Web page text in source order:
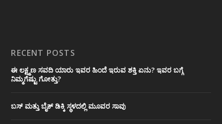
RECENT POSTS
ಈ ಲಕ್ಷ್ಮಣ ಸವದಿ ಯಾರು ಇವರ ಹಿಂದೆ ಇರುವ ಶಕ್ತಿ ಏನು? ಇವರ ಬಗ್ಗೆ
ನಿಮ್ಮಗೆಷ್ಟು ಗೋತ್ತು?
ಬಸ್ ಮತ್ತು ಬೈಕ್ ಡಿಕ್ಕಿ ಸ್ಥಳದಲ್ಲಿ ಮೂವರ ಸಾವು